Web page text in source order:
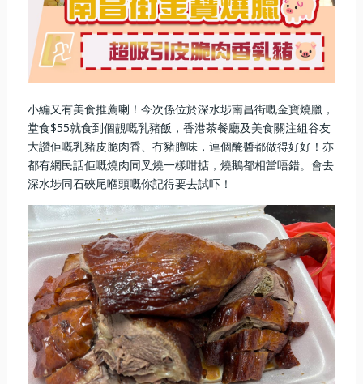
小編又有美食推薦喇！今次係位於深水埗南昌街嘅金寶燒臘，
堂食$55就食到個靚嘅乳豬飯，香港茶餐廳及美食關注組谷友
大讚佢嘅乳豬皮脆肉香、冇豬膻味，連個醃醬都做得好好！亦
都有網民話佢嘅燒肉同叉燒一樣咁掂，燒鵝都相當唔錯。會去
深水埗同石硤尾嗰頭嘅你記得要去試吓！